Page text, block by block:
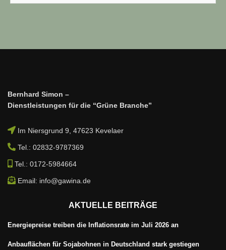
Bernhard Simon –
Dienstleistungen für die “Grüne Branche”
Im Niersgrund 9, 47623 Kevelaer
Tel.: 02832-9787369
Tel.: 0172-5984664
Email: info@gawina.de
AKTUELLE BEITRÄGE
Energiepreise treiben die Inflationsrate im Juli 2026 an
Anbauflächen für Sojabohnen in Deutschland stark gestiegen